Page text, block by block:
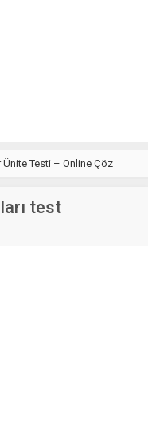
Ünite Testi – Online Çöz
test